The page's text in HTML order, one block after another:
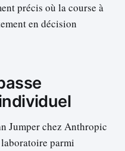
précis où la course à
en décision
Jumper chez Anthropic
parmi